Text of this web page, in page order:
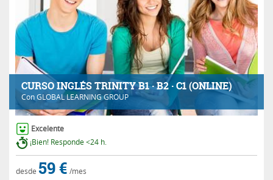
CURSO INGLÉS TRINITY B1 · B2 · C1 (ONLINE)
ConGLOBAL LEARNING GROUP
Excelente
¡Bien! Responde <24 h.
desde 59 € /mes